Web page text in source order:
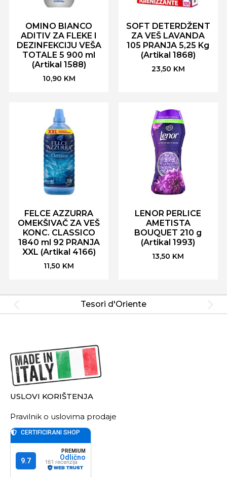
OMINO BIANCO
ADITIV ZA FLEKE I
DEZINFEKCIJU VEŠA
TOTALE 5 900 ml
(Artikal 1588)
10,90 KM
SOFT DETERDŽENT
ZA VEŠ LAVANDA
105 PRANJA 5,25 Kg
(Artikal 1868)
23,50 KM
FELCE AZZURRA
OMEKŠIVAČ ZA VEŠ
KONC. CLASSICO
1840 ml 92 PRANJA
XXL (Artikal 4166)
11,50 KM
LENOR PERLICE
AMETISTA
BOUQUET 210 g
(Artikal 1993)
13,50 KM
Tesori d'Oriente
USLOVI KORIŠTENJA
Pravilnik o uslovima prodaje